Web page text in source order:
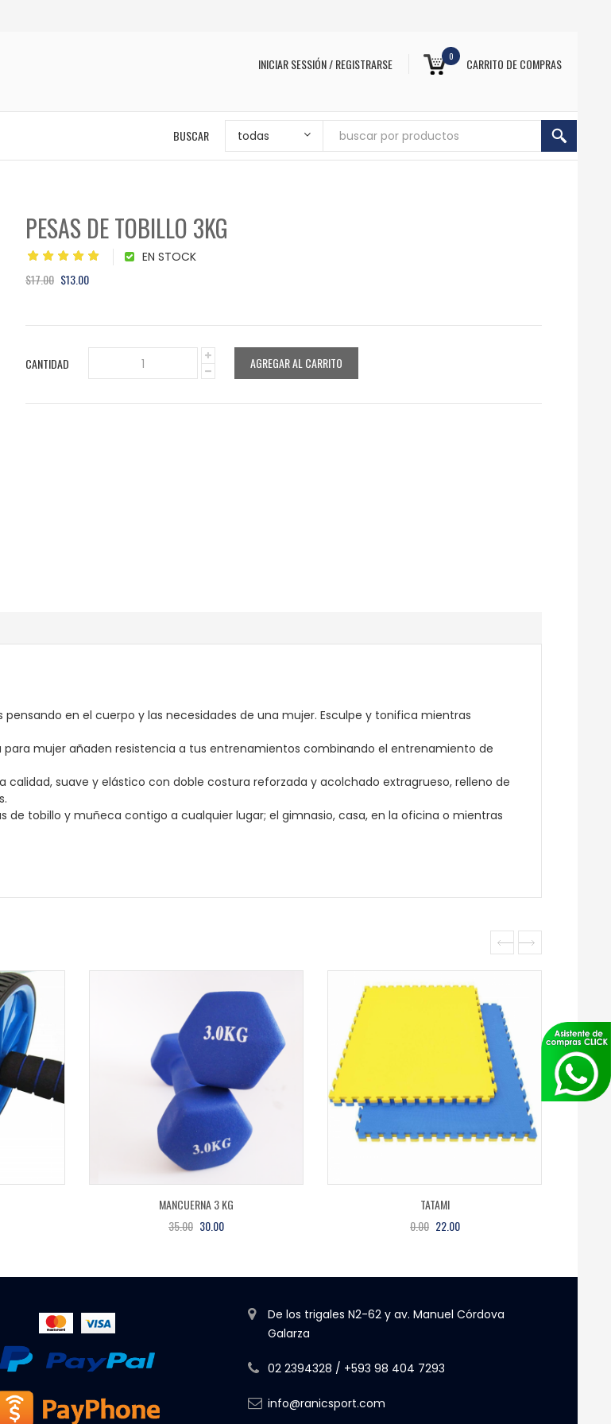
INICIAR SESSIÓN / REGISTRARSE 0 CARRITO DE COMPRAS
BUSCAR todas
PESAS DE TOBILLO 3KG
EN STOCK
$17.00 $13.00
CANTIDAD 1 AGREGAR AL CARRITO
en el cuerpo y las necesidades de una mujer. Esculpe y tonifica mientras
mujer añaden resistencia a tus entrenamientos combinando el entrenamiento de
suave y elástico con doble costura reforzada y acolchado extragrueso, relleno de
de tobillo y muñeca contigo a cualquier lugar; el gimnasio, casa, en la oficina o mientras
MANCUERNA 3 KG
35.00 30.00
TATAMI
0.00 22.00
De los trigales N2-62 y av. Manuel Córdova
Galarza
02 2394328 / +593 98 404 7293
info@ranicsport.com